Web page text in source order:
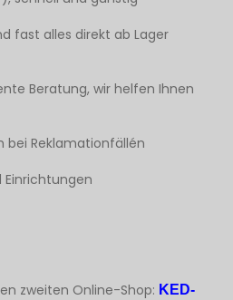
fast alles direkt ab Lager
Beratung, wir helfen Ihnen
bei Reklamationfällén
Einrichtungen
zweiten Online-Shop: KED-